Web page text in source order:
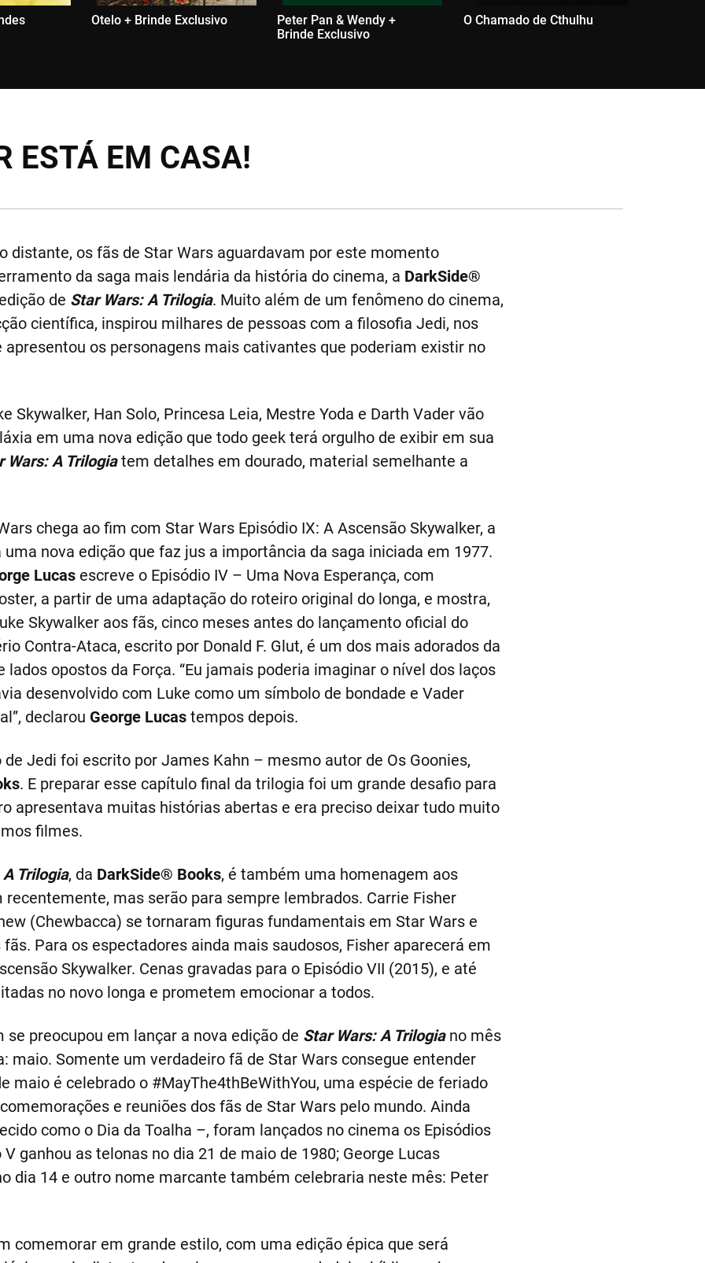
Otelo + Brinde Exclusivo
Peter Pan & Wendy +
Brinde Exclusivo
O Chamado de Cthulhu
ESTÁ EM CASA!
distante, os fãs de Star Wars aguardavam por este momento
da saga mais lendária da história do cinema, a DarkSide®
de Star Wars: A Trilogia. Muito além de um fenômeno do cinema,
científica, inspirou milhares de pessoas com a filosofia Jedi, nos
os personagens mais cativantes que poderiam existir no
Skywalker, Han Solo, Princesa Leia, Mestre Yoda e Darth Vader vão
em uma nova edição que todo geek terá orgulho de exibir em sua
Wars: A Trilogiatem detalhes em dourado, material semelhante a
chega ao fim com Star Wars Episódio IX: A Ascensão Skywalker, a
nova edição que faz jus a importância da saga iniciada em 1977.
Lucasescreve o Episódio IV – Uma Nova Esperança, com
a partir de uma adaptação do roteiro original do longa, e mostra,
Skywalker aos fãs, cinco meses antes do lançamento oficial do
Contra-Ataca, escrito por Donald F. Glut, é um dos mais adorados da
lados opostos da Força. “Eu jamais poderia imaginar o nível dos laços
desenvolvido com Luke como um símbolo de bondade e Vader
declarou George Lucastempos depois.
de Jedi foi escrito por James Kahn – mesmo autor de Os Goonies,
. E preparar esse capítulo final da trilogia foi um grande desafio para
apresentava muitas histórias abertas e era preciso deixar tudo muito
filmes.
Trilogia, da DarkSide® Books, é também uma homenagem aos
mas serão para sempre lembrados. Carrie Fisher
(Chewbacca) se tornaram figuras fundamentais em Star Wars e
Para os espectadores ainda mais saudosos, Fisher aparecerá em
Skywalker. Cenas gravadas para o Episódio VII (2015), e até
no novo longa e prometem emocionar a todos.
preocupou em lançar a nova edição de Star Wars: A Trilogiano mês
maio. Somente um verdadeiro fã de Star Wars consegue entender
maio é celebrado o #MayThe4thBeWithYou, uma espécie de feriado
e reuniões dos fãs de Star Wars pelo mundo. Ainda
como o Dia da Toalha –, foram lançados no cinema os Episódios
ganhou as telonas no dia 21 de maio de 1980; George Lucas
dia 14 e outro nome marcante também celebraria neste mês: Peter
comemorar em grande estilo, com uma edição épica que será